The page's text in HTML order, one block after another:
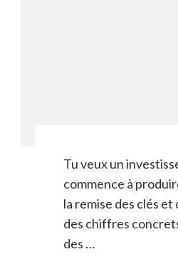
Tu veux un
commence à
la remise des clés et
des chiffres
des …